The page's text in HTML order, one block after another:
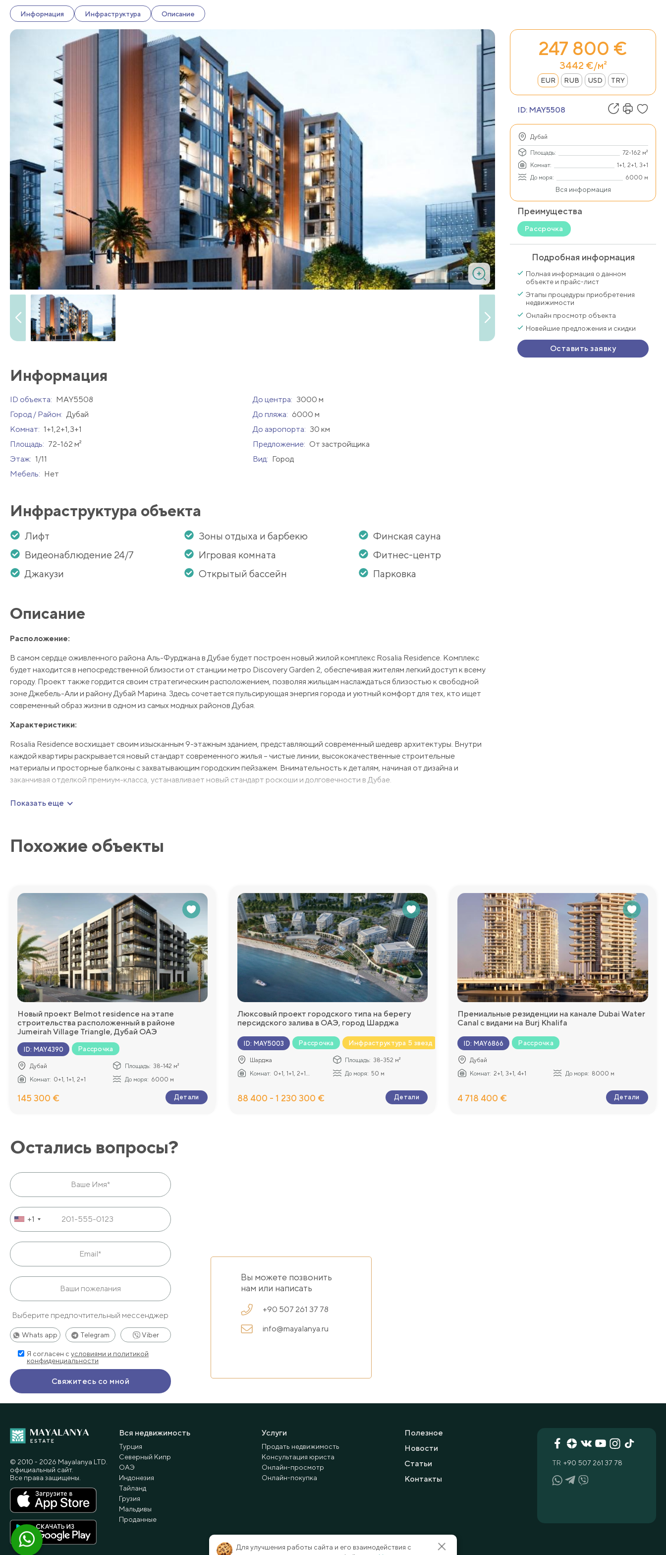
Информация Инфраструктура Описание
Информация
ID объекта: MAY5508 До центра: 3000 м
Город / Район: Дубай До пляжа: 6000 м
Комнат: 1+1,2+1,3+1 До аэропорта: 30 км
Площадь: 72-162 м² Предложение: От застройщика
Этаж: 1/11 Вид: Город
Мебель: Нет
Инфраструктура объекта
Лифт
Видеонаблюдение 24/7
Джакузи
Зоны отдыха и барбекю
Игровая комната
Открытый бассейн
Финская сауна
Фитнес-центр
Парковка
Описание
Расположение:
В самом сердце оживленного района Аль-Фурджана в Дубае будет построен новый жилой комплекс Rosalia Residence. Комплекс
будет находится в непосредственной близости от станции метро Discovery Garden 2, обеспечивая жителям легкий доступ к всему
городу. Проект также гордится своим стратегическим расположением, позволяя жильцам наслаждаться близостью к свободной
зоне Джебель-Али и району Дубай Марина. Здесь сочетается пульсирующая энергия города и уютный комфорт для тех, кто ищет
современный образ жизни в одном из самых модных районов Дубая.
Характеристики:
Rosalia Residence восхищает своим изысканным 9-этажным зданием, представляющий современный шедевр архитектуры. Внутри
каждой квартиры раскрывается новый стандарт современного жилья – чистые линии, высококачественные строительные
материалы и просторные балконы с захватывающим городским пейзажем. Внимательность к деталям, начиная от дизайна и
заканчивая отделкой премиум-класса, устанавливает новый стандарт роскоши и долговечности в Дубае.
Инфраструктура:
загара приглашает к отдыху под солнцем, а детская игровая зона обеспечивает идеальное пространство для развития и веселья
малышей. Социальные зоны, как в помещении, так и на свежем воздухе, способствуют созданию чувства общности и предоставляют
более подробную информацию!
Показать еще
247 800 €
3442 €/м²
EUR RUB USD TRY
ID: MAY5508
Дубай
Площадь:
72-162 м²
Комнат:
1+1, 2+1, 3+1
До моря:
6000 м
Вся информация
Преимущества
Рассрочка
Подробная информация
Полная информация о данном
объекте и прайс-лист
Этапы процедуры приобретения
недвижимости
Онлайн просмотр объекта
Новейшие предложения и скидки
Оставить заявку
Похожие объекты
Новый проект Belmot residence на этапе
строительства расположенный в районе
Jumeirah Village Triangle, Дубай ОАЭ
ID: MAY4390 Рассрочка
Дубай Площадь: 38-142 м²
Комнат: 0+1, 1+1, 2+1 До моря: 6000 м
145 300 € Детали
Люксовый проект городского типа на берегу
персидского залива в ОАЭ, город Шарджа
ID: MAY5003 Рассрочка Инфраструктура 5 звезд Вид на море
Шарджа Площадь: 38-352 м²
Комнат: 0+1, 1+1, 2+1... До моря: 50 м
88 400 - 1 230 300 € Детали
Премиальные резиденции на канале Dubai Water
Canal с видами на Burj Khalifa
ID: MAY6866 Рассрочка
Дубай
Комнат: 2+1, 3+1, 4+1 До моря: 8000 м
4 718 400 € Детали
Остались вопросы?
+1
Выберите предпочтительный мессенджер
Whats app Telegram Viber
Я согласен с условиями и политикой
конфиденциальности
Вы можете позвонить
нам или написать
+90 507 261 37 78
info@mayalanya.ru
Вся недвижимость
Турция
Северный Кипр
ОАЭ
Индонезия
Тайланд
Грузия
Мальдивы
Проданные
Услуги
Продать недвижимость
Консультация юриста
Онлайн-просмотр
Онлайн-покупка
Полезное
Новости
Статьи
Контакты
TR +90 507 261 37 78
© 2010 - 2026 Мayalanya LTD.
официальный сайт.
Все права защищены.
Для улучшения работы сайта и его взаимодействия с